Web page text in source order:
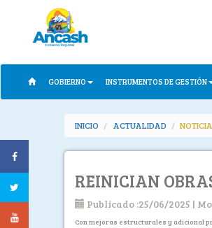
GOBIERNO INSTRUMENTOS DE GESTIÓN
INICIO ACTUALIDAD NOTICIA
REINICIAN
Publicado :25/06/2025 |
Con mejoras estructurales y adicional